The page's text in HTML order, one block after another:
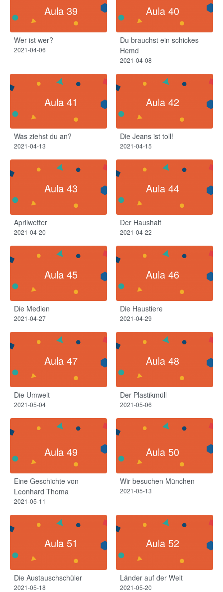
Aula 39
Wer ist wer?
2021-04-06
Aula 40
Du brauchst ein schickes
Hemd
2021-04-08
Aula 41
Was ziehst du an?
2021-04-13
Aula 42
Die Jeans ist toll!
2021-04-15
Aula 43
Aprilwetter​
2021-04-20
Aula 44
Der Haushalt​
2021-04-22
Aula 45
Die Medien
2021-04-27
Aula 46
Die Haustiere
2021-04-29
Aula 47
Die Umwelt
2021-05-04
Aula 48
Der Plastikmüll
2021-05-06
Aula 49
Eine Geschichte von
Leonhard Thoma
2021-05-11
Aula 50
Wir besuchen München
2021-05-13
Aula 51
Die Austauschschüler
2021-05-18
Aula 52
Länder auf der Welt
2021-05-20